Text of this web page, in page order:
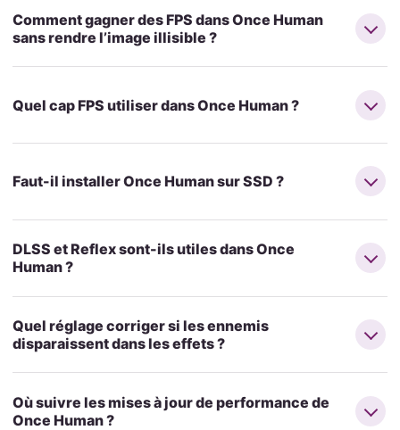
Comment gagner des FPS dans Once Human
sans rendre l’image illisible ?
Quel cap FPS utiliser dans Once Human ?
Faut-il installer Once Human sur SSD ?
DLSS et Reflex sont-ils utiles dans Once
Human ?
Quel réglage corriger si les ennemis
disparaissent dans les effets ?
Où suivre les mises à jour de performance de
Once Human ?